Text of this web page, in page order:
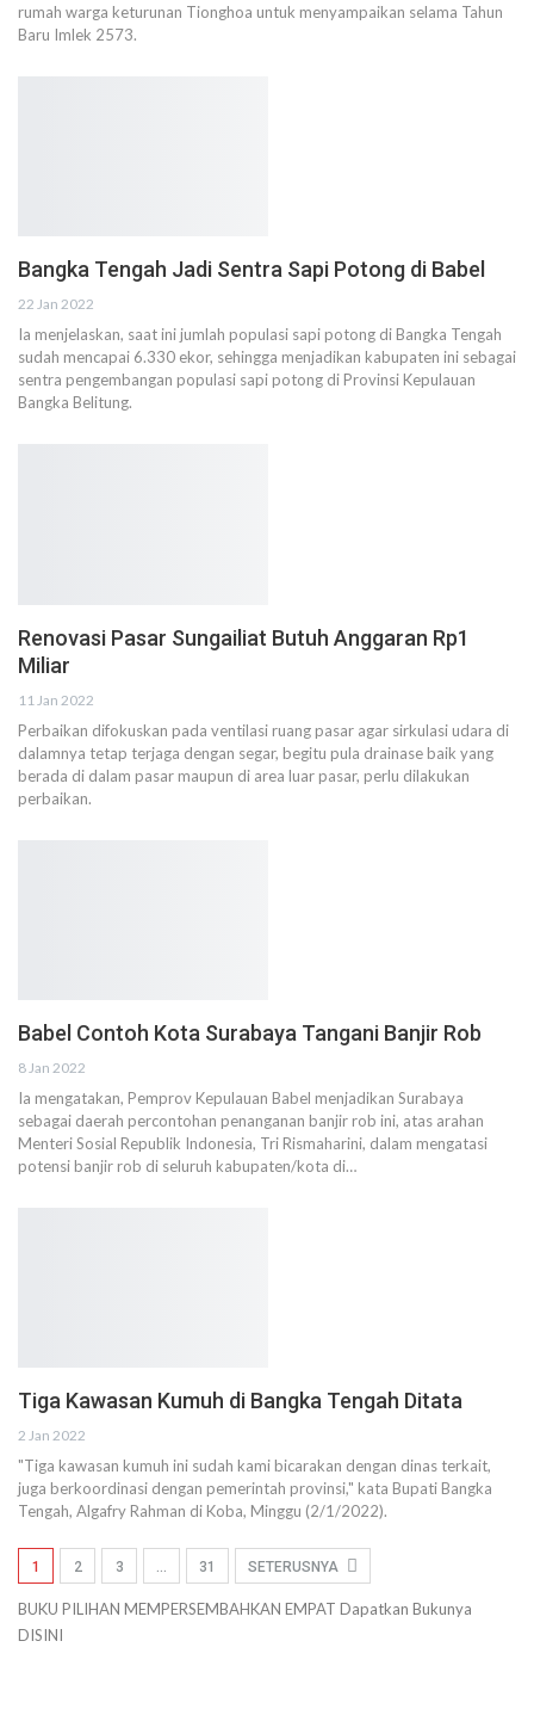
rumah warga keturunan Tionghoa untuk menyampaikan selama Tahun
Baru Imlek 2573.
Bangka Tengah Jadi Sentra Sapi Potong di Babel
22 Jan 2022
Ia menjelaskan, saat ini jumlah populasi sapi potong di Bangka Tengah
sudah mencapai 6.330 ekor, sehingga menjadikan kabupaten ini sebagai
sentra pengembangan populasi sapi potong di Provinsi Kepulauan
Bangka Belitung.
Renovasi Pasar Sungailiat Butuh Anggaran Rp1
Miliar
11 Jan 2022
Perbaikan difokuskan pada ventilasi ruang pasar agar sirkulasi udara di
dalamnya tetap terjaga dengan segar, begitu pula drainase baik yang
berada di dalam pasar maupun di area luar pasar, perlu dilakukan
perbaikan.
Babel Contoh Kota Surabaya Tangani Banjir Rob
8 Jan 2022
Ia mengatakan, Pemprov Kepulauan Babel menjadikan Surabaya
sebagai daerah percontohan penanganan banjir rob ini, atas arahan
Menteri Sosial Republik Indonesia, Tri Rismaharini, dalam mengatasi
potensi banjir rob di seluruh kabupaten/kota di…
Tiga Kawasan Kumuh di Bangka Tengah Ditata
2 Jan 2022
"Tiga kawasan kumuh ini sudah kami bicarakan dengan dinas terkait,
juga berkoordinasi dengan pemerintah provinsi," kata Bupati Bangka
Tengah, Algafry Rahman di Koba, Minggu (2/1/2022).
1 2 3 … 31 SETERUSNYA
BUKU PILIHAN MEMPERSEMBAHKAN EMPAT Dapatkan Bukunya
DISINI